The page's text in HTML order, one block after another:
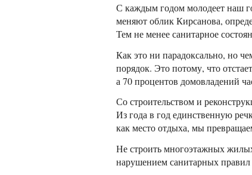
С каждым годом молодеет наш
меняют облик Кирсанова,
Тем не менее санитарное
Как это ни парадоксально, но
порядок. Это потому, что
а 70 процентов домовладений
Со строительством и
Из года в год единственную
как место отдыха, мы
Не строить многоэтажных
нарушением санитарных правил